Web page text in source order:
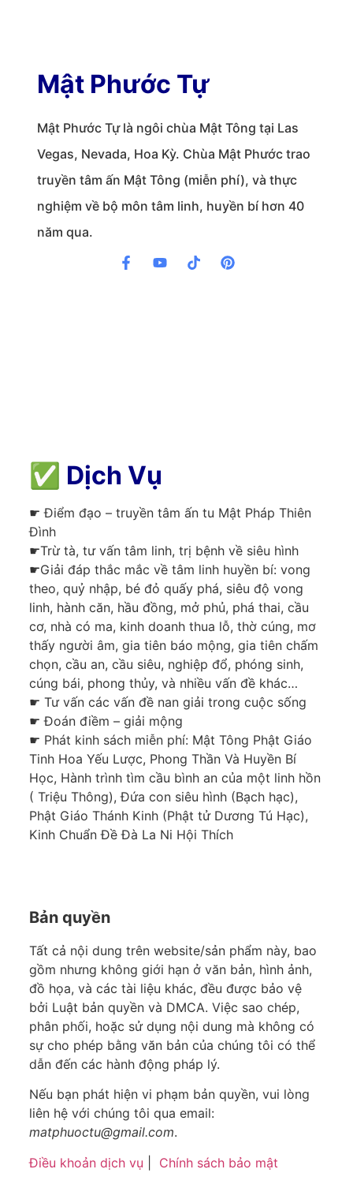
Mật Phước Tự
Mật Phước Tự là ngôi chùa Mật Tông tại Las
Vegas, Nevada, Hoa Kỳ. Chùa Mật Phước trao
truyền tâm ấn Mật Tông (miễn phí), và thực
nghiệm về bộ môn tâm linh, huyền bí hơn 40
năm qua.
✅ Dịch Vụ
☛ Điểm đạo – truyền tâm ấn tu Mật Pháp Thiên
Đình
☛Trừ tà, tư vấn tâm linh, trị bệnh về siêu hình
☛Giải đáp thắc mắc về tâm linh huyền bí: vong
theo, quỷ nhập, bé đỏ quấy phá, siêu độ vong
linh, hành căn, hầu đồng, mở phủ, phá thai, cầu
cơ, nhà có ma, kinh doanh thua lỗ, thờ cúng, mơ
thấy người âm, gia tiên báo mộng, gia tiên chấm
chọn, cầu an, cầu siêu, nghiệp đổ, phóng sinh,
cúng bái, phong thủy, và nhiều vấn đề khác…
☛ Tư vấn các vấn đề nan giải trong cuộc sống
☛ Đoán điềm – giải mộng
☛ Phát kinh sách miễn phí: Mật Tông Phật Giáo
Tinh Hoa Yếu Lược, Phong Thần Và Huyền Bí
Học, Hành trình tìm cầu bình an của một linh hồn
( Triệu Thông), Đứa con siêu hình (Bạch hạc),
Phật Giáo Thánh Kinh (Phật tử Dương Tú Hạc),
Kinh Chuẩn Đề Đà La Ni Hội Thích
Bản quyền
Tất cả nội dung trên website/sản phẩm này, bao
gồm nhưng không giới hạn ở văn bản, hình ảnh,
đồ họa, và các tài liệu khác, đều được bảo vệ
bởi Luật bản quyền và DMCA. Việc sao chép,
phân phối, hoặc sử dụng nội dung mà không có
sự cho phép bằng văn bản của chúng tôi có thể
dẫn đến các hành động pháp lý.
Nếu bạn phát hiện vi phạm bản quyền, vui lòng
liên hệ với chúng tôi qua email:
matphuoctu@gmail.com.
Điều khoản dịch vụ
Chính sách bảo mật